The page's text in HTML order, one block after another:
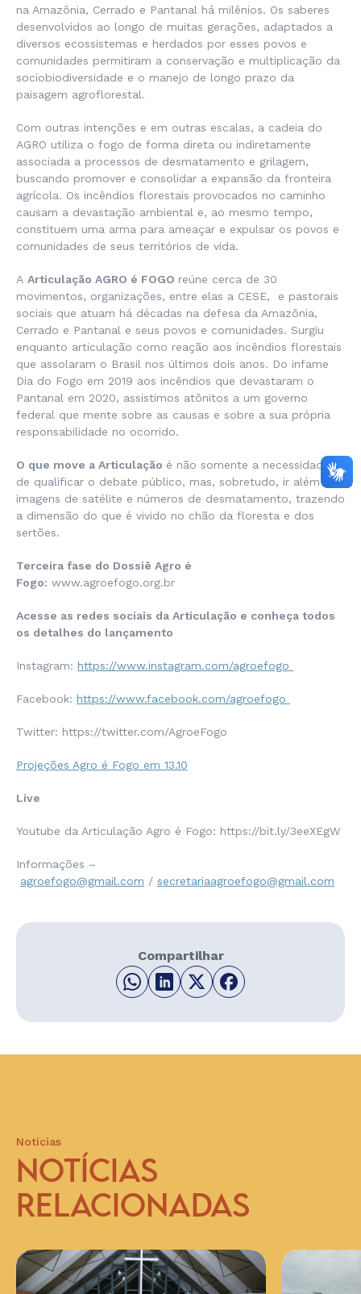
na Amazônia, Cerrado e Pantanal há milênios. Os saberes
desenvolvidos ao longo de muitas gerações, adaptados a
diversos ecossistemas e herdados por esses povos e
comunidades permitiram a conservação e multiplicação da
sociobiodiversidade e o manejo de longo prazo da
paisagem agroflorestal.
Com outras intenções e em outras escalas, a cadeia do
AGRO utiliza o fogo de forma direta ou indiretamente
associada a processos de desmatamento e grilagem,
buscando promover e consolidar a expansão da fronteira
agrícola. Os incêndios florestais provocados no caminho
causam a devastação ambiental e, ao mesmo tempo,
constituem uma arma para ameaçar e expulsar os povos e
comunidades de seus territórios de vida.
A Articulação AGRO é FOGO reúne cerca de 30
movimentos, organizações, entre elas a CESE, e pastorais
sociais que atuam há décadas na defesa da Amazônia,
Cerrado e Pantanal e seus povos e comunidades. Surgiu
enquanto articulação como reação aos incêndios florestais
que assolaram o Brasil nos últimos dois anos. Do infame
Dia do Fogo em 2019 aos incêndios que devastaram o
Pantanal em 2020, assistimos atônitos a um governo
federal que mente sobre as causas e sobre a sua própria
responsabilidade no ocorrido.
O que move a Articulação é não somente a necessidade
de qualificar o debate público, mas, sobretudo, ir além das
imagens de satélite e números de desmatamento, trazendo
a dimensão do que é vivido no chão da floresta e dos
sertões.
Terceira fase do Dossiê Agro é
Fogo: www.agroefogo.org.br
Acesse as redes sociais da Articulação e conheça todos
os detalhes do lançamento
Instagram: https://www.instagram.com/agroefogo
Facebook: https://www.facebook.com/agroefogo
Twitter: https://twitter.com/AgroeFogo
Projeções Agro é Fogo em 13.10
Live
Youtube da Articulação Agro é Fogo: https://bit.ly/3eeXEgW
Informações –
agroefogo@gmail.com / secretariaagroefogo@gmail.com
Compartilhar
Notícias
NOTÍCIAS
RELACIONADAS